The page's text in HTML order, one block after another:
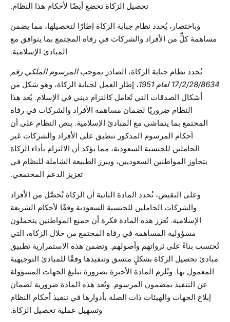
تحصيل الزكاة تخضع أيضًا لأحكام هذا النظام.
وباختصار، يُحدد نظام جباية الزكاة إطارًا لتحصيلها، مما يضمن
مساهمة كلٍّ من الأفراد والشركات في رفاه المجتمع بما يتوافق مع
المبادئ الإسلامية.
يُحدد نظام جباية الزكاة، الصادر بموجبالمرسوم الملكي رقم
17/2/28/8634 لعام 1951
، إطار العمل لجباية الزكاة، وهو شكل من
أشكال الصدقات التي تُعامل كالتزام ديني في الإسلام. يُعد هذا
النظام ضروريًا لضمان مساهمة الأفراد والشركات في رفاه
المجتمع بما يتماشى مع المبادئ الإسلامية. ينص النظام على أن
أحكام المرسوم المذكور تنطبق على الأفراد والشركات غير
الحاملين للجنسية السعودية، مما يؤكد أن الالتزام بأداء الزكاة
يتجاوز المواطنين السعوديين، ويبرز الطبيعة الشاملة للنظام في
تعزيز الدعم المجتمعي.
وعلى النقيض، تُحدد المادة الثانية أن الزكاة تُحصَّل من الأفراد
والشركات الحاملين للجنسية السعودية وفقًا لأحكام الشريعة
الإسلامية. تُعزز هذه المادة فكرة أن جميع المواطنين يتحملون
مسؤولية المساهمة في رفاه المجتمع من خلال الزكاة، التي
تُحتسب بناءً على ثرواتهم وأصولهم. وتضمن هذه الاستمرارية تطبيق
مبادئ تحصيل الزكاة بشكلٍ متسق وتنفيذها وفقًا للمبادئ التوجيهية
المعمول بها. وتُلزم المادة الأخيرة بضرورة تبليغ الجهات المسؤولة
عن التنفيذ بمضمون المرسوم. وتُعد هذه المادة ضرورية لضمان
إبلاغ الجهات والهيئات ذات الصلة بأدوارها في تنفيذ أحكام النظام
وتسهيل عملية تحصيل الزكاة.